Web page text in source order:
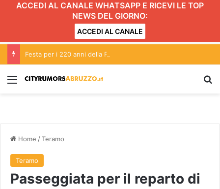
ACCEDI AL CANALE WHATSAPP E RICEVI LE TOP
NEWS DEL GIORNO:
ACCEDI AL CANALE
Festa per i 220 anni della Provincia di Teramo
Menu
Home /Teramo
Teramo
Passeggiata per il reparto di